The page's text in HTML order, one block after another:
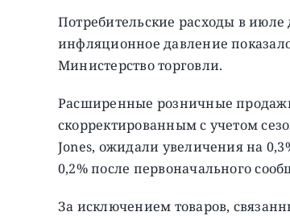
Потребительские расходы в
инфляционное давление
Министерство торговли.
Расширенные розничные
скорректированным с учетом
Jones, ожидали увеличения на
0,2% после первоначального
За исключением товаров,